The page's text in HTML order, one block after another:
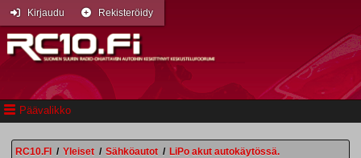
Päävalikko
Kirjaudu Rekisteröidy
RC10.FI / Yleiset / Sähköautot / LiPo akut autokäytössä.